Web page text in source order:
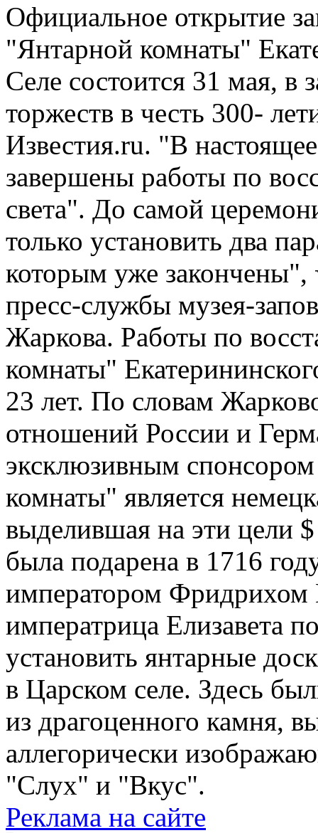
Официальное открытие
"Янтарной комнаты"
Селе состоится 31 мая, в
торжеств в честь 300-
Известия.ru. "В
завершены работы по
света". До самой
только установить два
которым уже закончены",
пресс-службы музея-
Жаркова. Работы по
комнаты"
23 лет. По словам
отношений России и
эксклюзивным
комнаты" является
выделившая на эти цели
была подарена в 1716
императором Фридрихом
императрица Елизавета
установить янтарные
в Царском селе. Здесь
из драгоценного камня,
аллегорически
"Слух" и "Вкус".
Реклама на сайте